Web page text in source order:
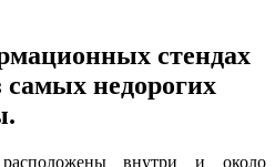
стендах
самых недорогих
внутри и около